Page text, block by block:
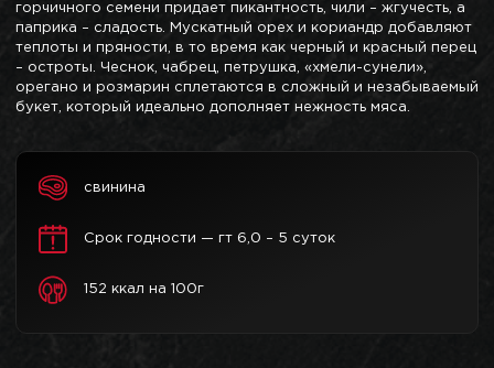
горчичного семени придает пикантность, чили – жгучесть, а
паприка – сладость. Мускатный орех и кориандр добавляют
теплоты и пряности, в то время как черный и красный перец
– остроты. Чеснок, чабрец, петрушка, «хмели-сунели»,
орегано и розмарин сплетаются в сложный и незабываемый
букет, который идеально дополняет нежность мяса.
свинина
Срок годности — гт 6,0 – 5 суток
152 ккал на 100г